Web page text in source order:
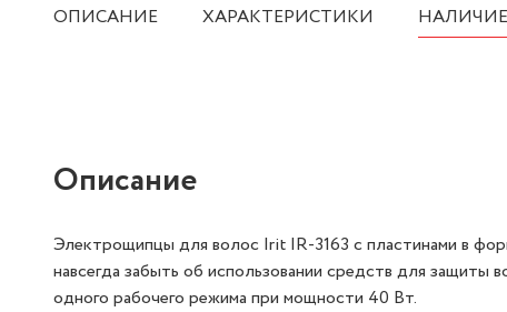
ОПИСАНИЕ ХАРАКТЕРИСТИКИ НАЛИЧИЕ
Описание
Электрощипцы для волос Irit IR-3163 с пластинами в
навсегда забыть об использовании средств для защиты
одного рабочего режима при мощности 40 Вт.